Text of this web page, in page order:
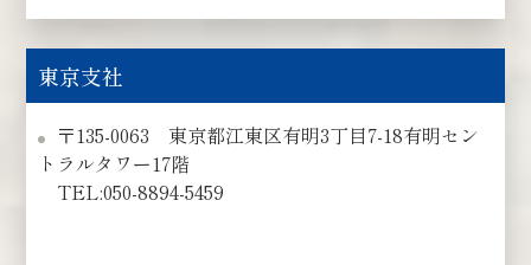
東京支社
〒135-0063 東京都江東区有明3丁目7-18有明セン
トラルタワー17階
TEL:050-8894-5459